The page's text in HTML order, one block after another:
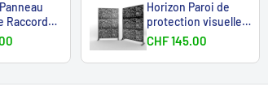
Raccord
Horizon Paroi de
protection visuelle
Florence 175cm...
CHF 145.00